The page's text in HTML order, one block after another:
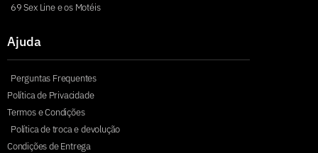
69 Sex Line e os Motéis
Ajuda
Perguntas Frequentes
Política de Privacidade
Termos e Condições
Política de troca e devolução
Condições de Entrega